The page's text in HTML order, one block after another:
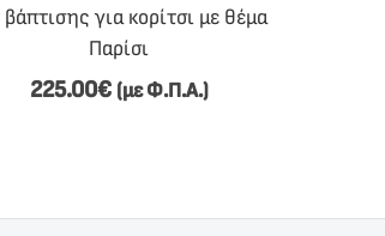
βάπτισης για κορίτσι με θέμα
Παρίσι
225.00€ (με Φ.Π.Α.)